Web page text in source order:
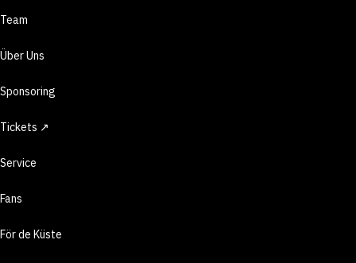
Team
Über Uns
Sponsoring
Tickets ↗
Service
Fans
För de Küste